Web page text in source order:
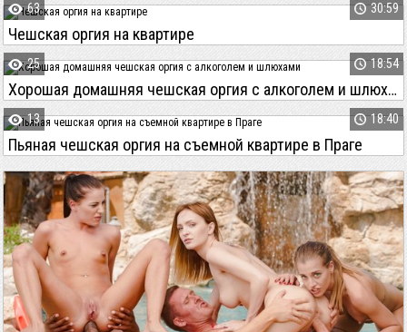
Чешская оргия на квартире
30:59
63
Хорошая домашняя чешская оргия с алкоголем и шлюхами
18:54
25
Пьяная чешская оргия на съемной квартире в Праге
18:40
13